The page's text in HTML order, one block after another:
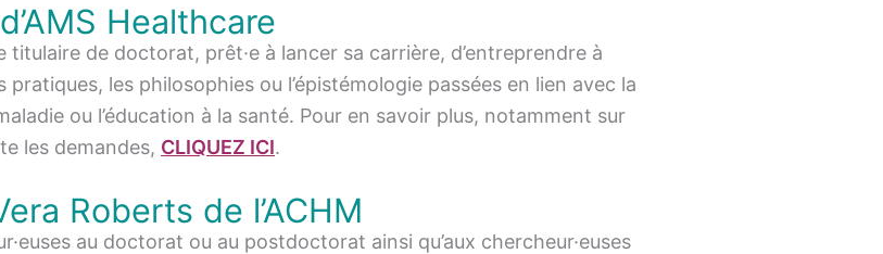
Healthcare
titulaire de doctorat, prêt·e à lancer sa carrière, d’entreprendre à
les philosophies ou l’épistémologie passées en lien avec la
ou l’éducation à la santé. Pour en savoir plus, notamment sur
les demandes, CLIQUEZ ICI.
Roberts de l’ACHM
au doctorat ou au postdoctorat ainsi qu’aux chercheur·euses